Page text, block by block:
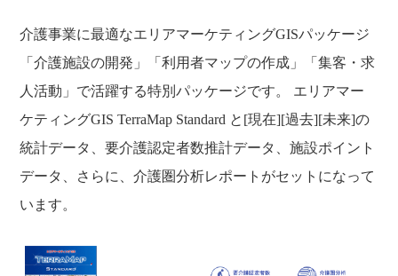
介護事業に最適なエリアマーケティングGISパッケージ
「介護施設の開発」「利用者マップの作成」「集客・求
人活動」で活躍する特別パッケージです。 エリアマー
ケティングGIS TerraMap Standard と[現在][過去][未来]の
統計データ、要介護認定者数推計データ、施設ポイント
データ、さらに、介護圏分析レポートがセットになって
います。